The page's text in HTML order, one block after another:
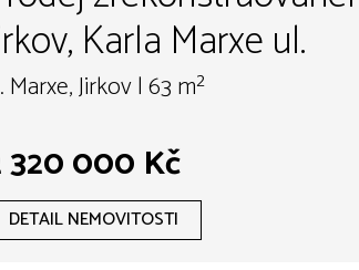
Karla Marxe ul.
Marxe, Jirkov | 63 m²
320 000 Kč
DETAIL NEMOVITOSTI